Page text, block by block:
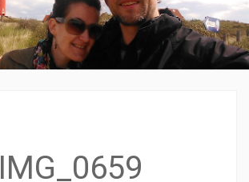
IMG_0659